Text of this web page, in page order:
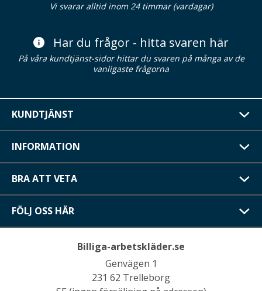
Vi svarar alltid inom 24 timmar (vardagar)
Har du frågor - hitta svaren här
På våra kundtjänst-sidor hittar du svaren på många av de
vanligaste frågorna
KUNDTJÄNST
INFORMATION
BRA ATT VETA
FÖLJ OSS HÄR
Billiga-arbetskläder.se
Genvägen 1
231 62 Trelleborg